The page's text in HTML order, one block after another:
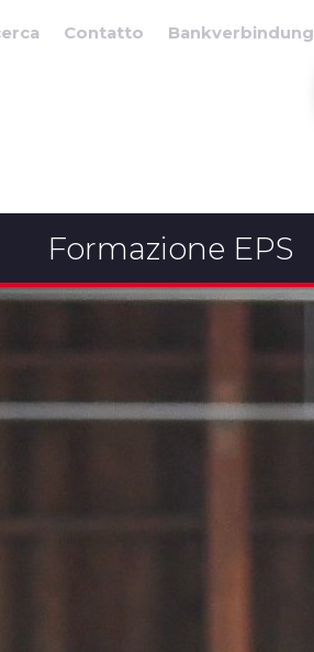
Contatto Bankverbindung
Formazione EPS